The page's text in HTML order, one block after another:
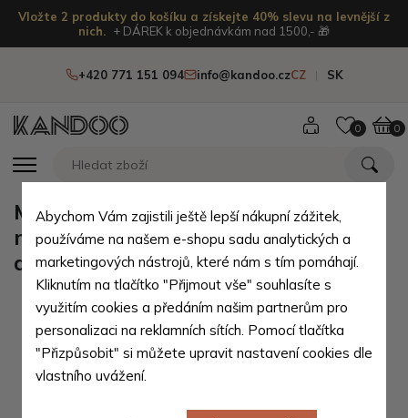
Vložte 2 produkty do košíku a získejte 40% slevu na levnější z
nich.
+ DÁREK k objednávkám nad 1500,- 🎁
+420 771 151 094 info@kandoo.czCZ SK
0 0
Modrý Mini Slim dámský
mechanický skládací plochý
deštník Adrin
Abychom Vám zajistili ještě lepší nákupní zážitek,
používáme na našem e-shopu sadu analytických a
marketingových nástrojů, které nám s tím pomáhají.
Kliknutím na tlačítko "Přijmout vše" souhlasíte s
využitím cookies a předáním našim partnerům pro
personalizaci na reklamních sítích. Pomocí tlačítka
"Přizpůsobit" si můžete upravit nastavení cookies dle
vlastního uvážení.